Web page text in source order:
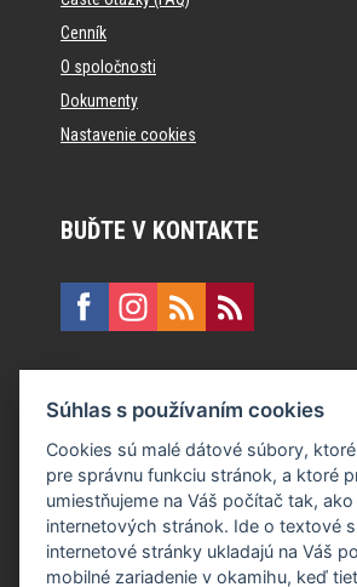
Cenník
O spoločnosti
Dokumenty
Nastavenie cookies
BUĎTE V KONTAKTE
E:recepcia@formfactory.sk
Form Factory Slovakia s.r.o., Ružová dolina
Bratislava
Za publikovaný obsah sú zodpovední
Súhlas s používaním cookies
Cookies sú malé dátové súbory,
pre správnu funkciu stránok, a ktoré
umiestňujeme na Váš počítač tak, ako
internetových stránok. Ide o textové
internetové stránky ukladajú na Váš
mobilné zariadenie v okamihu, keď